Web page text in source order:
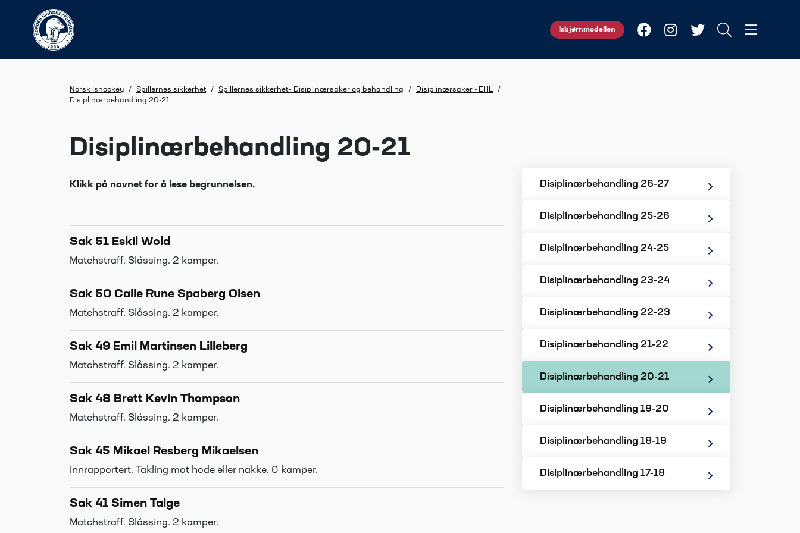
Isbjørnmodellen
Norsk Ishockey / Spillernes sikkerhet / Spillernes sikkerhet– Disiplinærsaker og behandling / Disiplinærsaker - EHL
/
Disiplinærbehandling 20-21
Disiplinærbehandling 20-21
Klikk på navnet for å lese begrunnelsen.
Sak 51 Eskil Wold
Matchstraff. Slåssing. 2 kamper.
Sak 50 Calle Rune Spaberg Olsen
Matchstraff. Slåssing. 2 kamper.
Sak 49 Emil Martinsen Lilleberg
Matchstraff. Slåssing. 2 kamper.
Sak 48 Brett Kevin Thompson
Matchstraff. Slåssing. 2 kamper.
Sak 45 Mikael Resberg Mikaelsen
Innrapportert. Takling mot hode eller nakke. 0 kamper.
Sak 41 Simen Talge
Matchstraff. Slåssing. 2 kamper.
Disiplinærbehandling 26-27
Disiplinærbehandling 25-26
Disiplinærbehandling 24-25
Disiplinærbehandling 23-24
Disiplinærbehandling 22-23
Disiplinærbehandling 21-22
Disiplinærbehandling 20-21
Disiplinærbehandling 19-20
Disiplinærbehandling 18-19
Disiplinærbehandling 17-18